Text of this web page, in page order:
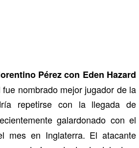
Pérez con Eden Hazard
nombrado mejor jugador de la
repetirse con la llegada de
galardonado con el
mes en Inglaterra. El atacante